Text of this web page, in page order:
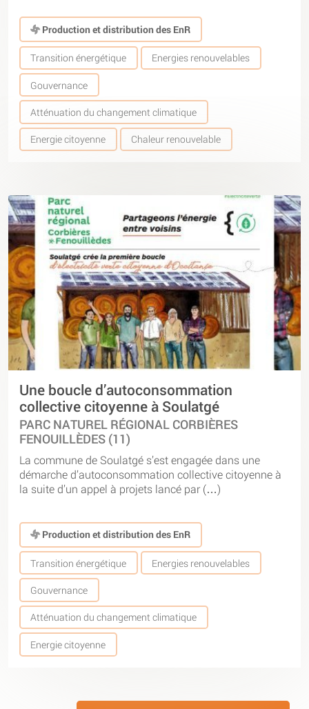
Production et distribution des EnR
Transition énergétique Energies renouvelables
Gouvernance
Atténuation du changement climatique
Energie citoyenne Chaleur renouvelable
Une boucle d’autoconsommation
collective citoyenne à Soulatgé
PARC NATUREL RÉGIONAL CORBIÈRES
FENOUILLÈDES (11)
La commune de Soulatgé s’est engagée dans une
démarche d’autoconsommation collective citoyenne à
la suite d’un appel à projets lancé par (…)
Production et distribution des EnR
Transition énergétique Energies renouvelables
Gouvernance
Atténuation du changement climatique
Energie citoyenne